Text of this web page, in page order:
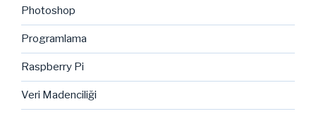
Photoshop
Programlama
Raspberry Pi
Veri Madenciliği